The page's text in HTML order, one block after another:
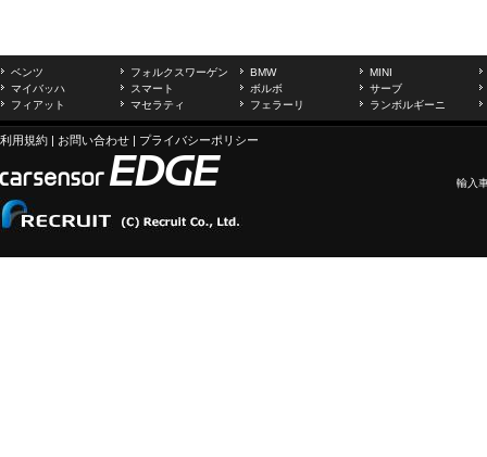
ベンツ フォルクスワーゲン BMW
MINI
マイバッハ
スマート ボルボ
サーブ
フィアット
マセラティ フェラーリ ランボルギーニ
利用規約 | お問い合わせ | プライバシーポリシー
輸入